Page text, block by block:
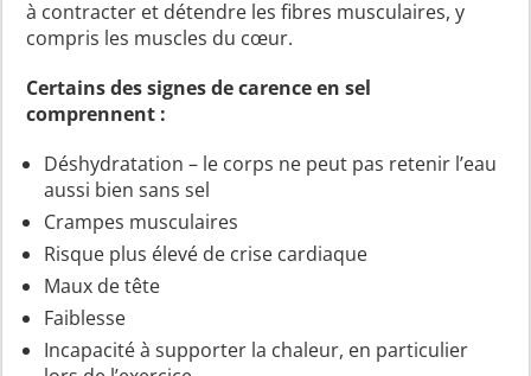
à contracter et détendre les fibres musculaires, y
compris les muscles du cœur.
Certains des signes de carence en sel
comprennent :
Déshydratation – le corps ne peut pas retenir l’eau
aussi bien sans sel
Crampes musculaires
Risque plus élevé de crise cardiaque
Maux de tête
Faiblesse
Incapacité à supporter la chaleur, en particulier